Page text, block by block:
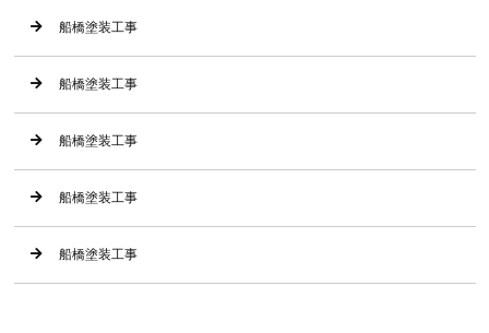
船橋塗装工事
船橋塗装工事
船橋塗装工事
船橋塗装工事
船橋塗装工事